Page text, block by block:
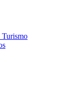
Turismo